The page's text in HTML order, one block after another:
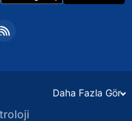
Daha Fazla Gör